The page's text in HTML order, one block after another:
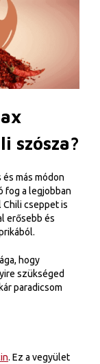
szósza?
más módon
fog a legjobban
Chili cseppet is
erősebb és
hogy
szükséged
paradicsom
. Ez a vegyület